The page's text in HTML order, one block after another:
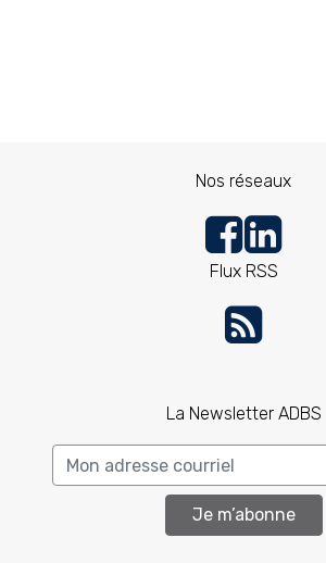
Nos réseaux
Flux RSS
La Newsletter ADBS
Je m’abonne